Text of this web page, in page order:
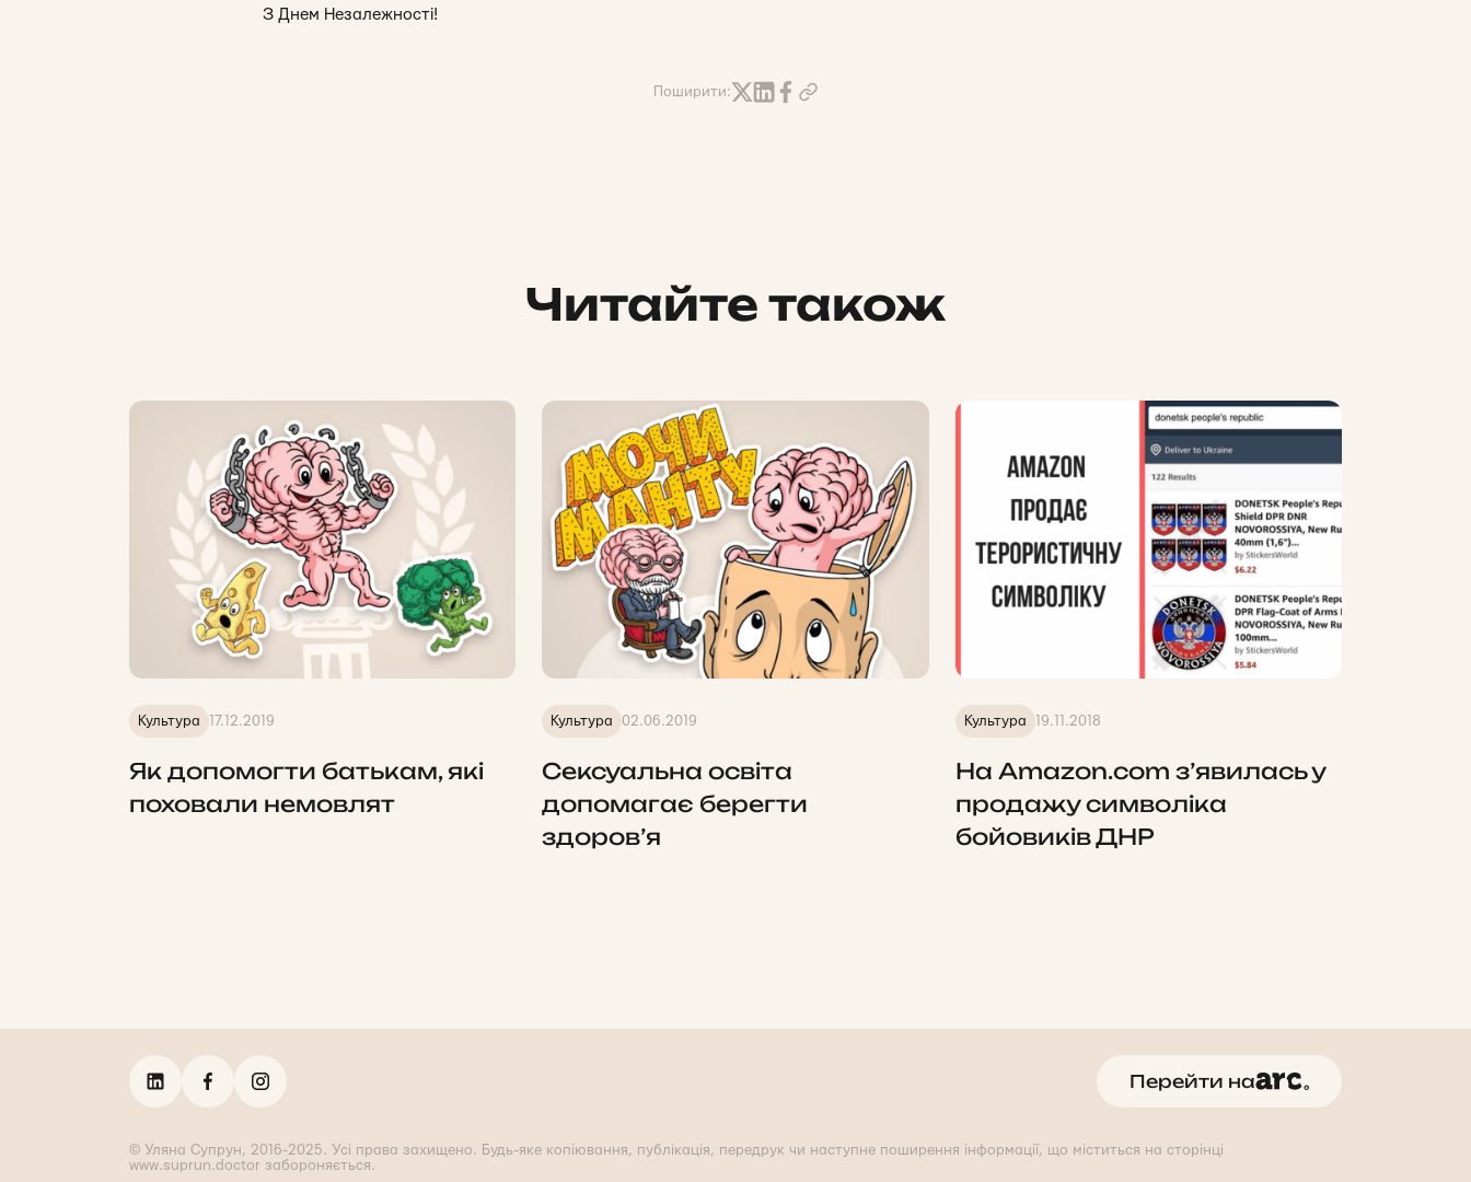
З Днем Незалежності!
Поширити:
Читайте також
Культура 17.12.2019
Як допомогти батькам, які
поховали немовлят
Культура 02.06.2019
Сексуальна освіта
допомагає берегти
здоров’я
Культура 19.11.2018
На Amazon.com з’явилась у
продажу символіка
бойовиків ДНР
Перейти на
© Уляна Супрун, 2016-2025. Усі права захищено. Будь-яке копіювання, публікація, передрук чи наступне поширення інформації, що міститься на сторінці
www.suprun.doctor забороняється.